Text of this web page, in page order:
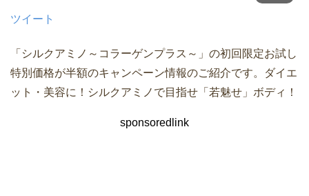
ツイート
「シルクアミノ～コラーゲンプラス～」の初回限定お試し
特別価格が半額のキャンペーン情報のご紹介です。ダイエ
ット・美容に！シルクアミノで目指せ「若魅せ」ボディ！
sponsoredlink